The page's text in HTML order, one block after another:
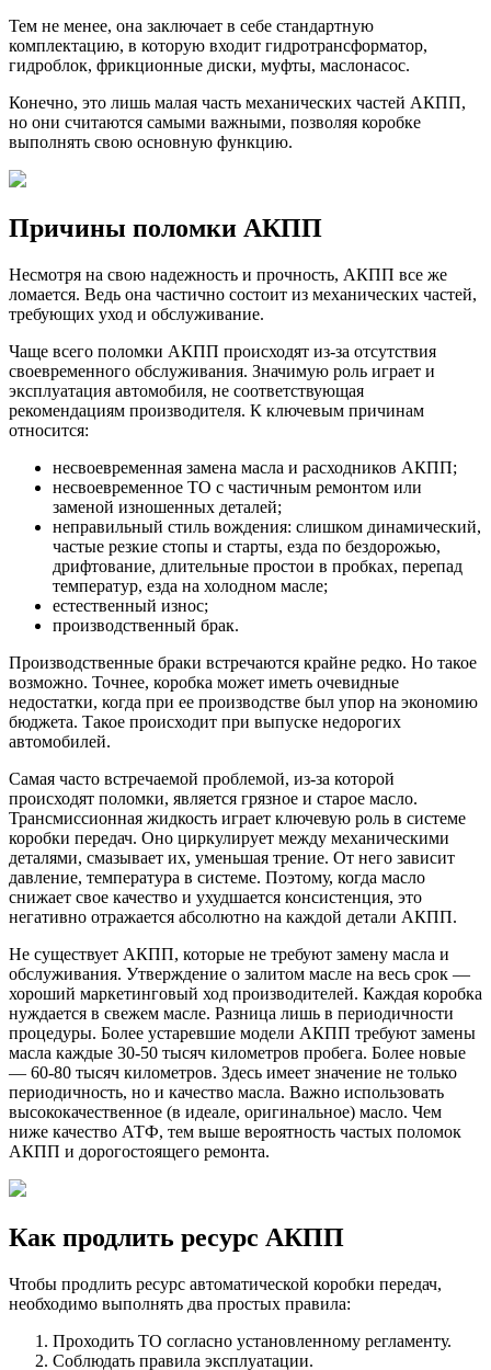
Тем не менее, она заключает в себе стандартную
комплектацию, в которую входит гидротрансформатор,
гидроблок, фрикционные диски, муфты, маслонасос.
Конечно, это лишь малая часть механических частей АКПП,
но они считаются самыми важными, позволяя коробке
выполнять свою основную функцию.
Причины поломки АКПП
Несмотря на свою надежность и прочность, АКПП все же
ломается. Ведь она частично состоит из механических частей,
требующих уход и обслуживание.
Чаще всего поломки АКПП происходят из-за отсутствия
своевременного обслуживания. Значимую роль играет и
эксплуатация автомобиля, не соответствующая
рекомендациям производителя. К ключевым причинам
относится:
несвоевременная замена масла и расходников АКПП;
несвоевременное ТО с частичным ремонтом или
заменой изношенных деталей;
неправильный стиль вождения: слишком динамический,
частые резкие стопы и старты, езда по бездорожью,
дрифтование, длительные простои в пробках, перепад
температур, езда на холодном масле;
естественный износ;
производственный брак.
Производственные браки встречаются крайне редко. Но такое
возможно. Точнее, коробка может иметь очевидные
недостатки, когда при ее производстве был упор на экономию
бюджета. Такое происходит при выпуске недорогих
автомобилей.
Самая часто встречаемой проблемой, из-за которой
происходят поломки, является грязное и старое масло.
Трансмиссионная жидкость играет ключевую роль в системе
коробки передач. Оно циркулирует между механическими
деталями, смазывает их, уменьшая трение. От него зависит
давление, температура в системе. Поэтому, когда масло
снижает свое качество и ухудшается консистенция, это
негативно отражается абсолютно на каждой детали АКПП.
Не существует АКПП, которые не требуют замену масла и
обслуживания. Утверждение о залитом масле на весь срок —
хороший маркетинговый ход производителей. Каждая коробка
нуждается в свежем масле. Разница лишь в периодичности
процедуры. Более устаревшие модели АКПП требуют замены
масла каждые 30-50 тысяч километров пробега. Более новые
— 60-80 тысяч километров. Здесь имеет значение не только
периодичность, но и качество масла. Важно использовать
высококачественное (в идеале, оригинальное) масло. Чем
ниже качество АТФ, тем выше вероятность частых поломок
АКПП и дорогостоящего ремонта.
Как продлить ресурс АКПП
Чтобы продлить ресурс автоматической коробки передач,
необходимо выполнять два простых правила:
Проходить ТО согласно установленному регламенту.
Соблюдать правила эксплуатации.